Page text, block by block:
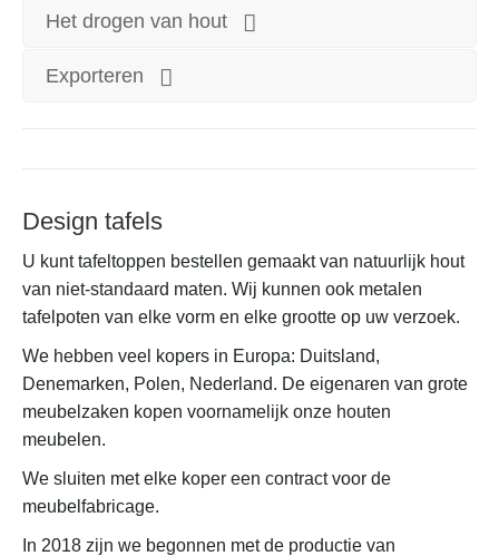
Het drogen van hout
Exporteren
Design tafels
U kunt tafeltoppen bestellen gemaakt van natuurlijk hout
van niet-standaard maten. Wij kunnen ook metalen
tafelpoten van elke vorm en elke grootte op uw verzoek.
We hebben veel kopers in Europa: Duitsland,
Denemarken, Polen, Nederland. De eigenaren van grote
meubelzaken kopen voornamelijk onze houten
meubelen.
We sluiten met elke koper een contract voor de
meubelfabricage.
In 2018 zijn we begonnen met de productie van